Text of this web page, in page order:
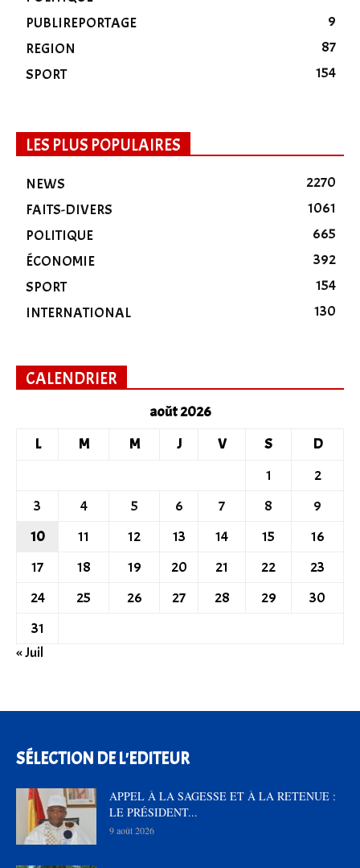
PUBLIREPORTAGE
9
REGION
87
SPORT
154
LES PLUS POPULAIRES
NEWS
2270
FAITS-DIVERS
1061
POLITIQUE
665
ÉCONOMIE
392
SPORT
154
INTERNATIONAL
130
CALENDRIER
août 2026
L
M M J V S
D
1
2
3
4 5 6 7 8
9
10
11 12 13 14 15
16
17
18 19 20 21 22
23
24
25 26 27 28 29
30
31
« Juil
SÉLECTION DE L'EDITEUR
APPEL À LA SAGESSE ET À LA RETENUE :
LE PRÉSIDENT...
9 août 2026